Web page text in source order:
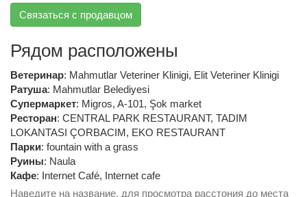
Связаться с продавцом
Рядом расположены
Ветеринар: Mahmutlar Veteriner Klinigi, Elit Veteriner Klinigi
Ратуша: Mahmutlar Belediyesi
Супермаркет: Migros, A-101, Şok market
Ресторан: CENTRAL PARK RESTAURANT, TADIM
LOKANTASI ÇORBACIM, EKO RESTAURANT
Парки: fountain with a grass
Руины: Naula
Кафе: Internet Café, Internet cafe
Наведите на название, для просмотра расстония до места